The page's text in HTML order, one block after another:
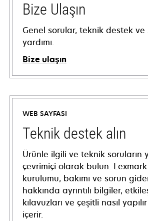
Bize Ulaşın
Genel sorular, teknik destek ve
yardımı.
Bize ulaşın
WEB SAYFASI
Teknik destek alın
Ürünle ilgili ve teknik soruların
çevrimiçi olarak bulun. Lexmark
kurulumu, bakımı ve sorun
hakkında ayrıntılı bilgiler,
kılavuzları ve çeşitli nasıl
içerir.